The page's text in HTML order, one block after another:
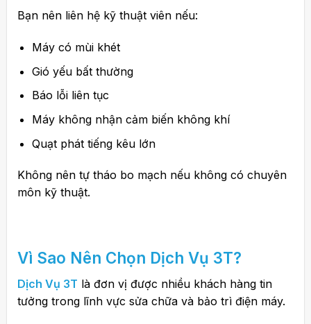
Bạn nên liên hệ kỹ thuật viên nếu:
Máy có mùi khét
Gió yếu bất thường
Báo lỗi liên tục
Máy không nhận cảm biến không khí
Quạt phát tiếng kêu lớn
Không nên tự tháo bo mạch nếu không có chuyên
môn kỹ thuật.
Vì Sao Nên Chọn Dịch Vụ 3T?
Dịch Vụ 3T là đơn vị được nhiều khách hàng tin
tưởng trong lĩnh vực sửa chữa và bảo trì điện máy.